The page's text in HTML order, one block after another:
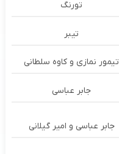
تورنگ
تیبر
تیمور نمازی و کاوه سلطانی
جابر عباسی
جابر عباسی و امیر گیلانی